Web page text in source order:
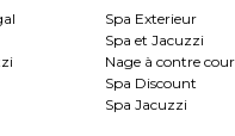
Spa Exterieur
Spa et Jacuzzi
Nage à contre
Spa Discount
Spa Jacuzzi